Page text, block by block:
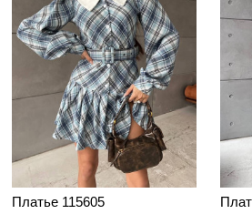
Платье 115605